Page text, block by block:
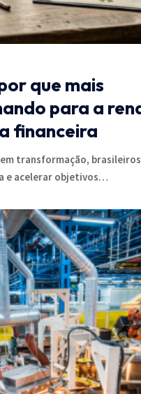
que mais
para a
financeira
transformação,
e acelerar objetivos…